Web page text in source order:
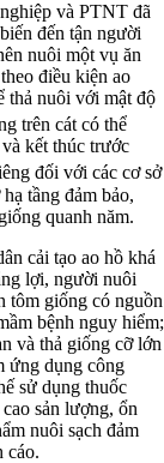
và PTNT đã
đến tận người
nuôi một vụ ăn
điều kiện ao
thả nuôi với mật độ
trên cát có thể
kết thúc trước
đối với các cơ sở
tầng đảm bảo,
quanh năm.
cải tạo ao hồ khá
lợi, người nuôi
tôm giống có nguồn
bệnh nguy hiểm;
và thả giống cỡ lớn
ứng dụng công
sử dụng thuốc
sản lượng, ổn
nuôi sạch đảm
cáo.